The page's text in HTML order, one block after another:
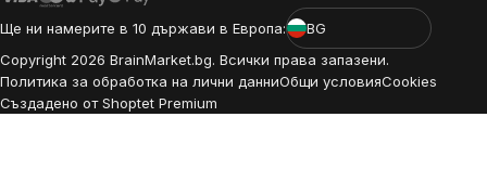
Ще ни намерите в 10 държави в Европа:
BG
Copyright 2026 BrainMarket.bg. Всички права запазени.
Политика за обработка на лични данниОбщи условияCookies
Създадено от Shoptet Premium